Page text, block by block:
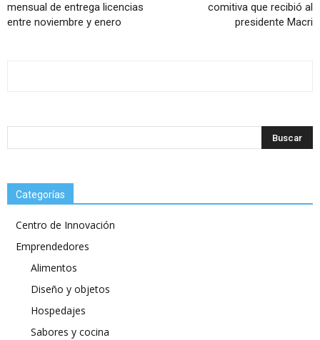
mensual de entrega licencias
entre noviembre y enero
comitiva que recibió al
presidente Macri
Categorías
Centro de Innovación
Emprendedores
Alimentos
Diseño y objetos
Hospedajes
Sabores y cocina